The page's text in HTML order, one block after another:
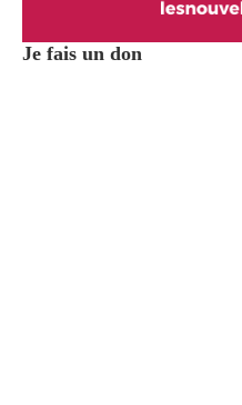
Je fais un don